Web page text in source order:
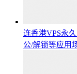
连香港VPS永
公/解锁等应用